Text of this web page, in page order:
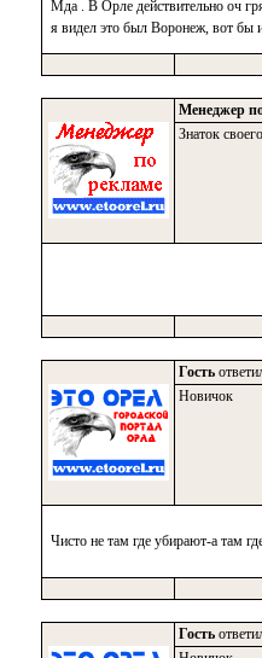
Мда . В Орле действительно оч
я видел это был Воронеж, вот бы
Менеджер
Знаток
Гость
Новичок
Чисто не там где убирают-а там
Гость